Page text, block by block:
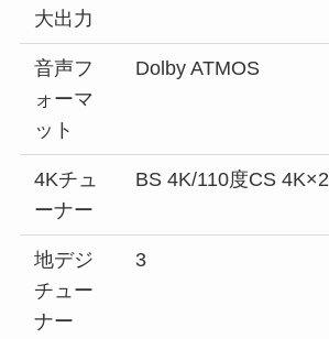
大出力
音声フ
ォーマ
ット
Dolby ATMOS
4Kチュ
ーナー
BS 4K/110度CS 4K×2
地デジ
チュー
ナー
3